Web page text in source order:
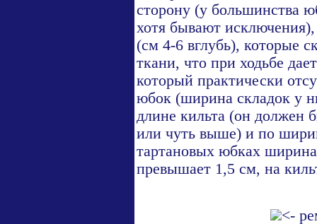
сторону (у большинства
хотя бывают
(см 4-6 вглубь), которые
ткани, что при ходьбе
который практически
юбок (ширина складок у
длине кильта (он должен
или чуть выше) и по
тартановых юбках
превышает 1,5 см, на
<-